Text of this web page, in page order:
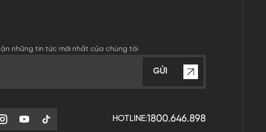
những tin tức mới nhất của chúng tôi
GỬI
HOTLINE:1800.646.898